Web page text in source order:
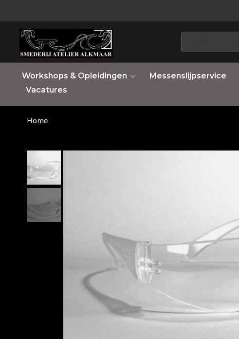
Workshops & Opleidingen Messenslijpservice
Vacatures
Home